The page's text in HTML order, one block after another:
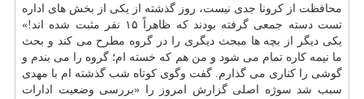
محافظت از کرونا جدی نیست، روز گذشته از یکی از بخش های اداره
تست دسته جمعی گرفته بودند که ظاهراً ۱۵ نفر مثبت شده اند!»
یکی دیگر از بچه ها مبحث دیگری را در گروه مطرح می کند و بحث
ما نیمه کاره تمام می شود و من هم که خسته ام؛ گروه را می بندم و
گوشی را کناری می گذارم. گفت وگوی کوتاه شب گذشته ام با مهدی
سبب شد سوژه اصلی گزارش امروز را «بررسی وضعیت ادارات